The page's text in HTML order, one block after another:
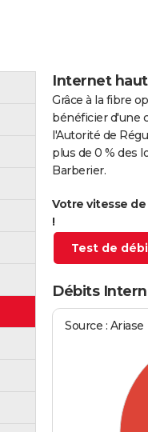
Internet
Grâce à la fibre
bénéficier d'une
l'Autorité de
plus de 0 % des
Barberier.
Votre vitesse
!
Test de
Débits
Source : Ariase